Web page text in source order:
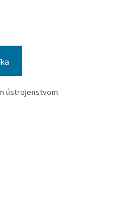
ústrojenstvom.